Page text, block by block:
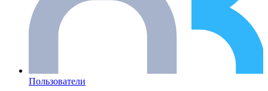
Пользователи